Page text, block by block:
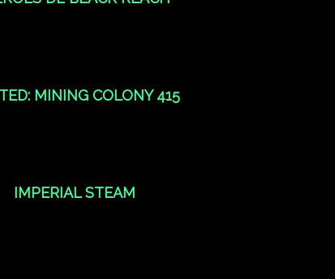
MINING COLONY 415
IMPERIAL STEAM